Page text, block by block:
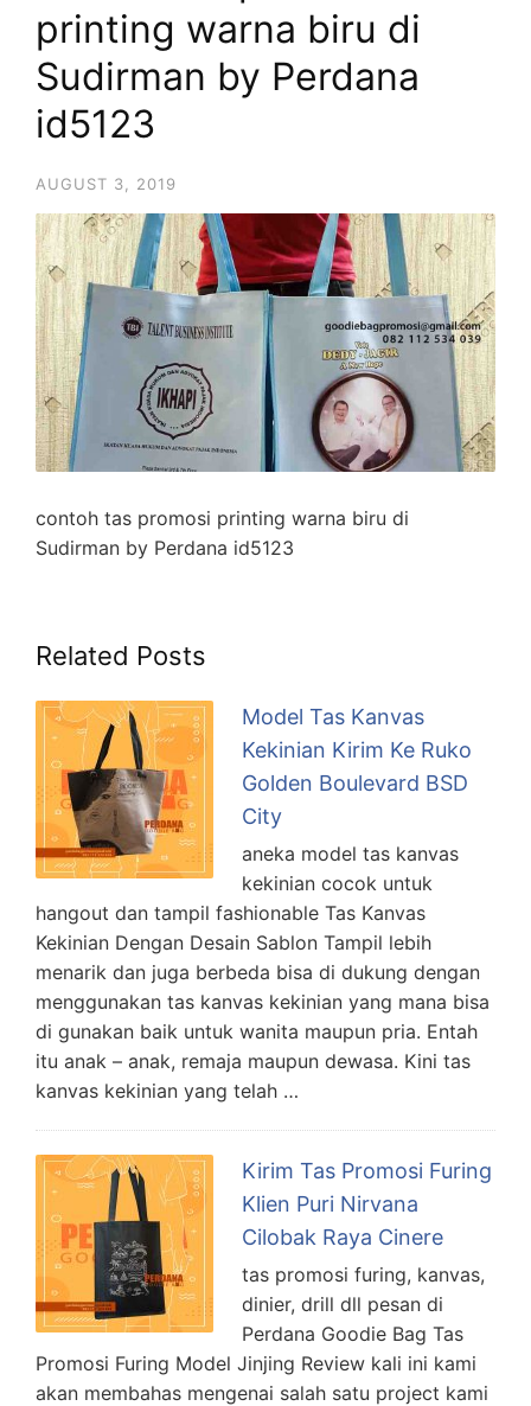
printing warna biru di
Sudirman by Perdana
id5123
AUGUST 3, 2019
contoh tas promosi printing warna biru di
Sudirman by Perdana id5123
Related Posts
Model Tas Kanvas
Kekinian Kirim Ke Ruko
Golden Boulevard BSD
City
aneka model tas kanvas
kekinian cocok untuk
hangout dan tampil fashionable Tas Kanvas
Kekinian Dengan Desain Sablon Tampil lebih
menarik dan juga berbeda bisa di dukung dengan
menggunakan tas kanvas kekinian yang mana bisa
di gunakan baik untuk wanita maupun pria. Entah
itu anak – anak, remaja maupun dewasa. Kini tas
kanvas kekinian yang telah …
Kirim Tas Promosi Furing
Klien Puri Nirvana
Cilobak Raya Cinere
tas promosi furing, kanvas,
dinier, drill dll pesan di
Perdana Goodie Bag Tas
Promosi Furing Model Jinjing Review kali ini kami
akan membahas mengenai salah satu project kami